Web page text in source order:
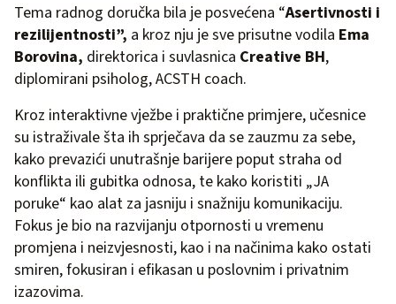
Tema radnog doručka bila je posvećena “Asertivnosti i
rezilijentnosti”, a kroz nju je sve prisutne vodila Ema
Borovina, direktorica i suvlasnica Creative BH,
diplomirani psiholog, ACSTH coach.
Kroz interaktivne vježbe i praktične primjere, učesnice
su istraživale šta ih sprječava da se zauzmu za sebe,
kako prevazići unutrašnje barijere poput straha od
konflikta ili gubitka odnosa, te kako koristiti „JA
poruke“ kao alat za jasniju i snažniju komunikaciju.
Fokus je bio na razvijanju otpornosti u vremenu
promjena i neizvjesnosti, kao i na načinima kako ostati
smiren, fokusiran i efikasan u poslovnim i privatnim
izazovima.